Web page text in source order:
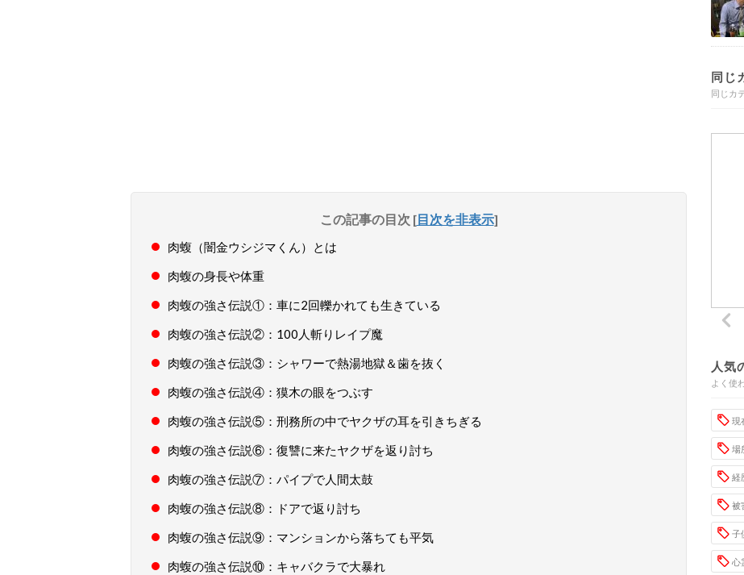
この記事の目次 [目次を非表示]
肉蝮（闇金ウシジマくん）とは
肉蝮の身長や体重
肉蝮の強さ伝説①：車に2回轢かれても生きている
肉蝮の強さ伝説②：100人斬りレイプ魔
肉蝮の強さ伝説③：シャワーで熱湯地獄＆歯を抜く
肉蝮の強さ伝説④：獏木の眼をつぶす
肉蝮の強さ伝説⑤：刑務所の中でヤクザの耳を引きちぎる
肉蝮の強さ伝説⑥：復讐に来たヤクザを返り討ち
肉蝮の強さ伝説⑦：パイプで人間太鼓
肉蝮の強さ伝説⑧：ドアで返り討ち
肉蝮の強さ伝説⑨：マンションから落ちても平気
肉蝮の強さ伝説⑩：キャバクラで大暴れ
同じ
同じカ
人気
よく使
現
場
経
被
子
心